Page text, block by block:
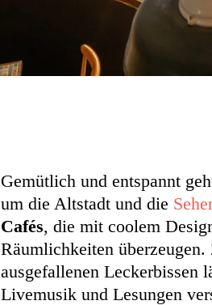
Gemütlich und entspannt
um die Altstadt und die
Cafés, die mit coolem
Räumlichkeiten
ausgefallenen Leckerbissen
Livemusik und Lesungen